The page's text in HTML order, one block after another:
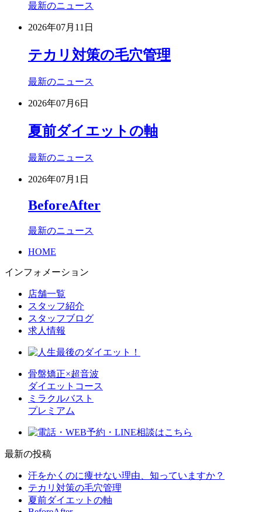
最新のニュース
2026年07月11日
テカリ対策の毛穴管理
最新のニュース
2026年07月6日
夏前ダイエットの軸
最新のニュース
2026年07月1日
BeforeAfter
最新のニュース
HOME
インフォメーション
店舗一覧
スタッフ紹介
スタッフブログ
求人情報
骨盤矯正×超音波
ダイエットコース
ミラクルバスト
プレミアム
最新の投稿
汗をかくのに痩せない理由、知っていますか？
テカリ対策の毛穴管理
夏前ダイエットの軸